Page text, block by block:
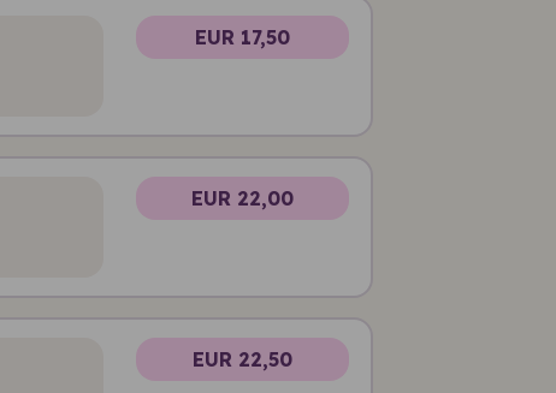
EUR 17,50
EUR 22,00
EUR 22,50